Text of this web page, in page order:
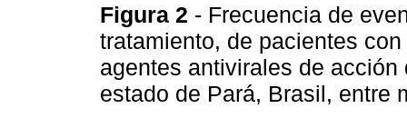
Figura 2 - Frecuencia de
tratamiento, de pacientes
agentes antivirales de
estado de Pará, Brasil, entre